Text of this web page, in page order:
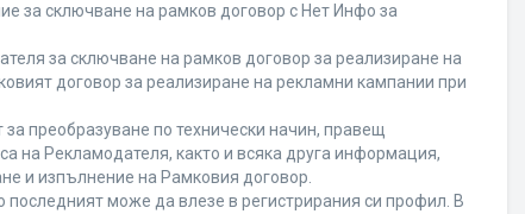
за сключване на рамков договор с Нет Инфо за
за сключване на рамков договор за реализиране на
договор за реализиране на рекламни кампании при
преобразуване по технически начин, правещ
на Рекламодателя, както и всяка друга информация,
и изпълнение на Рамковия договор.
може да влезе в регистрирания си профил. В